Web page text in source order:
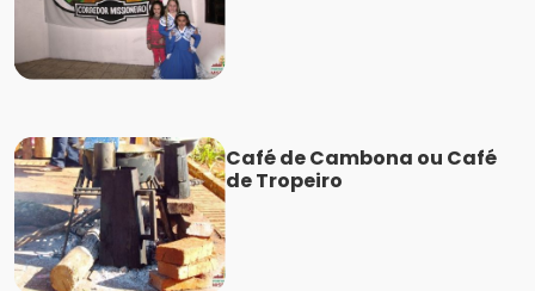
Café de Cambona ou Café
de Tropeiro